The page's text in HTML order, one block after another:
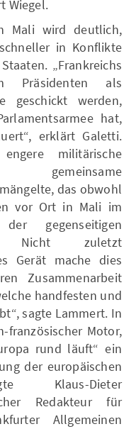
Wiegel.
Mali wird deutlich,
in Konflikte
„Frankreichs
Präsidenten als
geschickt werden,
hat,
erklärt Galetti.
militärische
gemeinsame
das obwohl
vor Ort in Mali im
gegenseitigen
Nicht zuletzt
Gerät mache dies
Zusammenarbeit
handfesten und
sagte Lammert. In
französischer Motor,
rund läuft“ ein
der europäischen
Klaus-Dieter
Redakteur für
Allgemeinen